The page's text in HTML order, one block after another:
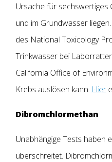
Ursache für sechswertiges
und im Grundwasser
des National Toxicology
Trinkwasser bei
California Office of
Krebs auslösen kann. Hier
Dibromchlormethan
Unabhängige Tests haben
überschreitet.